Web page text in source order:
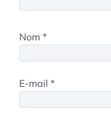
Nom *
E-mail *